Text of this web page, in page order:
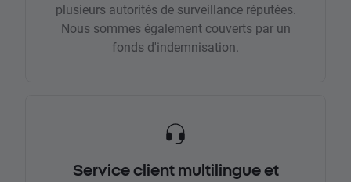
plusieurs autorités de surveillance réputées.
Nous sommes également couverts par un
fonds d'indemnisation.
Service client multilingue et